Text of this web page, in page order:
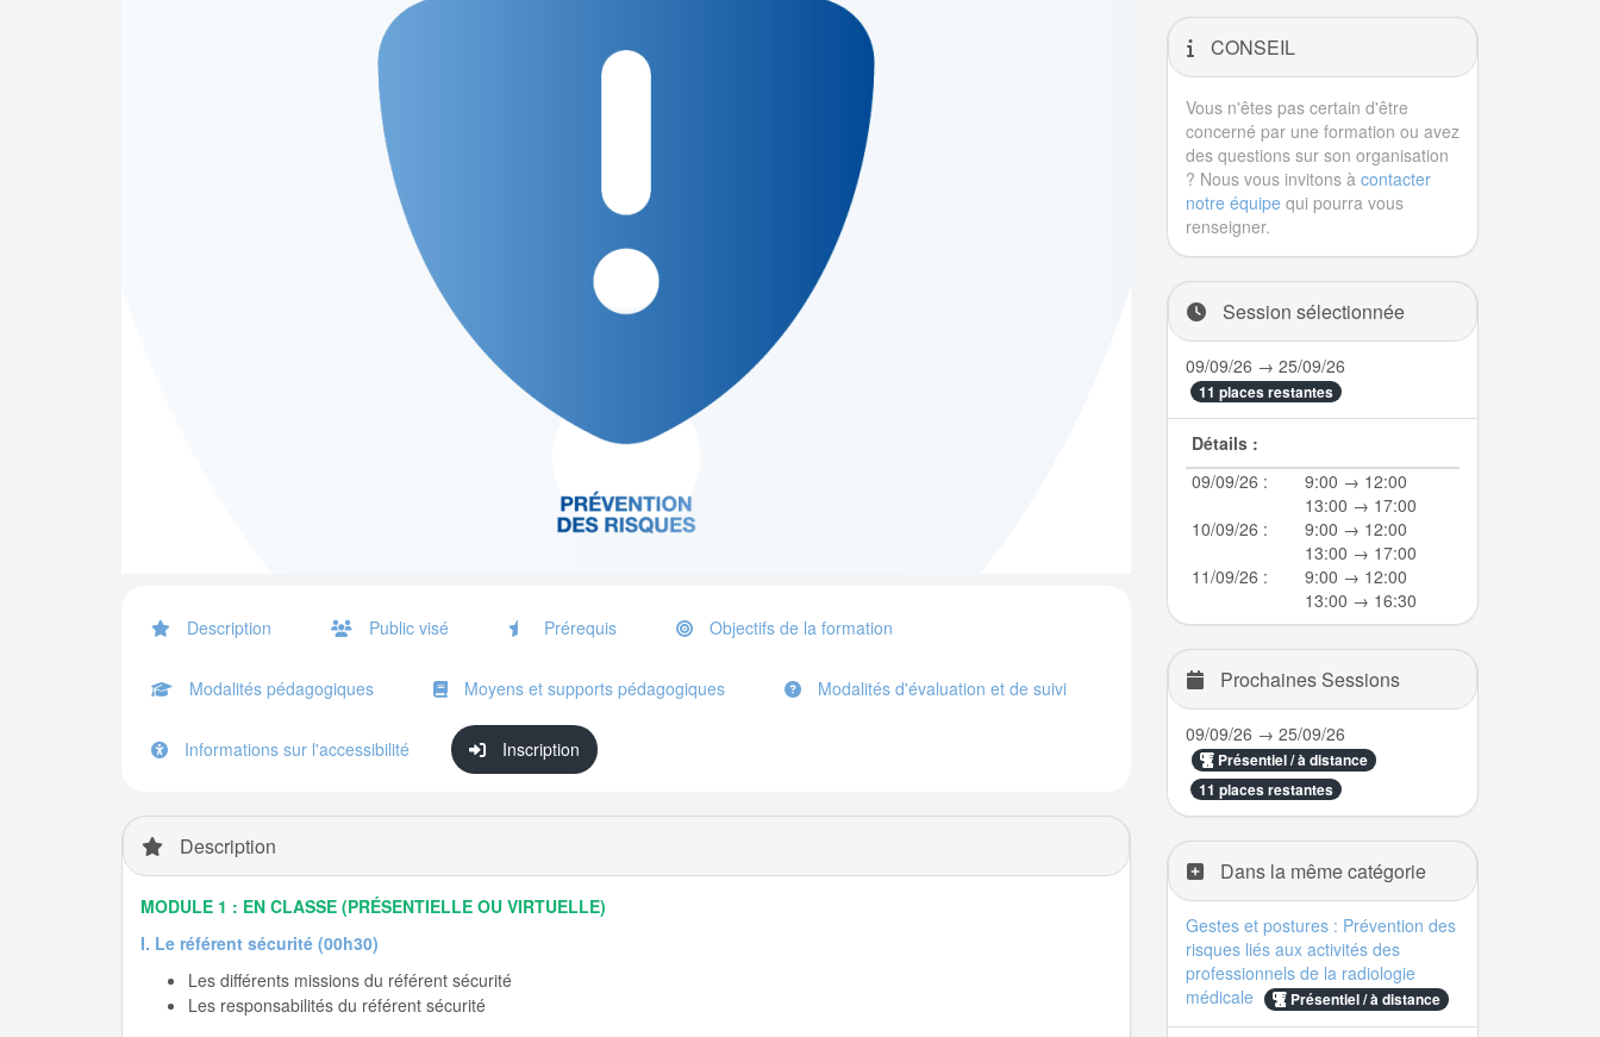
Description Public visé Prérequis Objectifs de la formation
Modalités pédagogiques Moyens et supports pédagogiques Modalités d'évaluation et de suivi
Informations sur l'accessibilité Inscription
Description
MODULE 1 : EN CLASSE (PRÉSENTIELLE OU VIRTUELLE)
I. Le référent sécurité (00h30)
Les différents missions du référent sécurité
Les responsabilités du référent sécurité
CONSEIL
Vous n'êtes pas certain d'être
concerné par une formation ou avez
des questions sur son organisation
? Nous vous invitons à contacter
notre équipe qui pourra vous
renseigner.
Session sélectionnée
09/09/26 → 25/09/26
11 places restantes
Détails :
09/09/26 :
9:00 → 12:00
13:00 → 17:00
10/09/26 :
9:00 → 12:00
13:00 → 17:00
11/09/26 :
9:00 → 12:00
13:00 → 16:30
Prochaines Sessions
09/09/26 → 25/09/26
Présentiel / à distance
11 places restantes
Dans la même catégorie
Gestes et postures : Prévention des
risques liés aux activités des
professionnels de la radiologie
médicale
Présentiel / à distance